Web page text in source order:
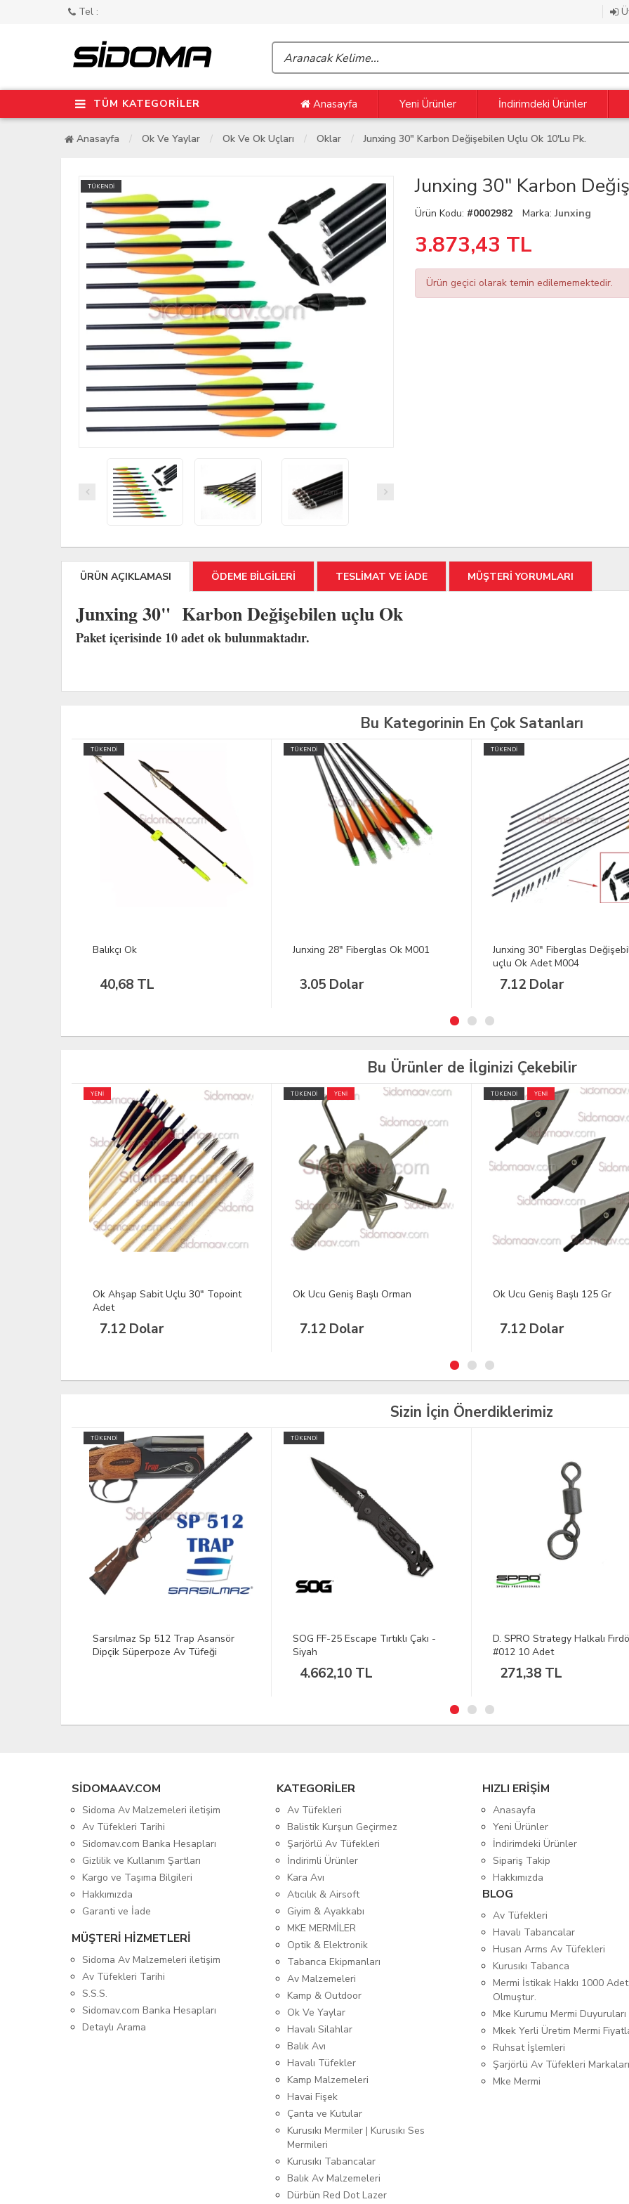
Tel :
TÜM KATEGORİLER Anasayfa Yeni Ürünler İndirimdeki Ürünler
Anasayfa Ok Ve Yaylar Ok Ve Ok Uçları Oklar Junxing 30" Karbon Değişebilen Uçlu Ok 10'lu Pk.
TÜKENDİ Junxing 30" Karbon
Ürün Kodu: #0002982 Marka:Junxing
3.873,43 TL
Ürün geçici olarak temin edilememektedir.
ÜRÜN AÇIKLAMASI ÖDEME BİLGİLERİ TESLİMAT VE İADE MÜŞTERİ YORUMLARI
Junxing 30" Karbon Değişebilen uçlu Ok
Paket içerisinde 10 adet ok bulunmaktadır.
Bu Kategorinin En Çok Satanları
TÜKENDİ
Junxing 28" Fiberglas Ok M001
3.05 Dolar
TÜKENDİ
Junxing 30" Fiberglas Değişebilen
7.12 Dolar
ÜCRETSİZ KARGO
Junxing 28" Fiberglas Ok M001
10lu Pk.
30.51 Dolar
Bu Ürünler de İlginizi Çekebilir
TÜKENDİ YENİ
Ok Ucu Geniş Başlı Orman
7.12 Dolar
TÜKENDİ YENİ
Ok Ucu Geniş Başlı 125 Gr
7.12 Dolar
ÜCRETSİZ KARGO
Hunthink H66 Geleneksel Yay
160.00 Dolar
Sizin İçin Önerdiklerimiz
TÜKENDİ
SOG FF-25 Escape Tırtıklı Çakı -
Siyah
D. SPRO Strategy Halkalı Fırdöndü
#012 10 Adet
271,38 TL
Arthemis A 902 P Gazlı Sistem
SIDOMAAV.COM
Sidoma Av Malzemeleri iletişim
Av Tüfekleri Tarihi
Sidomav.com Banka Hesapları
Gizlilik ve Kullanım Şartları
Kargo ve Taşıma Bilgileri
Hakkımızda
Garanti ve İade
MÜŞTERİ HİZMETLERİ
Sidoma Av Malzemeleri iletişim
Av Tüfekleri Tarihi
S.S.S.
Sidomav.com Banka Hesapları
Detaylı Arama
KATEGORİLER
Av Tüfekleri
Balistik Kurşun Geçirmez
Şarjörlü Av Tüfekleri
İndirimli Ürünler
Kara Avı
Atıcılık & Airsoft
Giyim & Ayakkabı
MKE MERMİLER
Optik & Elektronik
Tabanca Ekipmanları
Av Malzemeleri
Kamp & Outdoor
Ok Ve Yaylar
Havalı Silahlar
Balık Avı
Havalı Tüfekler
Kamp Malzemeleri
Havai Fişek
Çanta ve Kutular
Kurusıkı Mermiler | Kurusıkı Ses
Mermileri
Kurusıkı Tabancalar
Balık Av Malzemeleri
Dürbün Red Dot Lazer
HIZLI ERİŞİM
Anasayfa
Yeni Ürünler
İndirimdeki Ürünler
Sipariş Takip
Hakkımızda
BLOG
Av Tüfekleri
Havalı Tabancalar
Husan Arms Av Tüfekleri
Kurusıkı Tabanca
Mermi İstikak Hakkı 1000 Adet
Olmuştur.
Mke Kurumu Mermi
Mkek Yerli Üretim Mermi
Ruhsat İşlemleri
Şarjörlü Av Tüfekleri Markaları
Mke Mermi